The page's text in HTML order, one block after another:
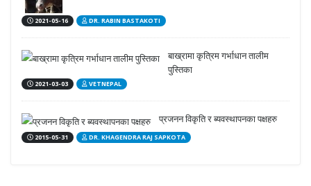
2021-05-16 DR. RABIN BASTAKOTI
बाख्रामा कृत्रिम गर्भाधान तालीम
पुस्तिका
2021-03-03 VETNEPAL
प्रजनन विकृति र ब्यवस्थापनका पक्षहरु
2015-05-31 DR. KHAGENDRA RAJ SAPKOTA